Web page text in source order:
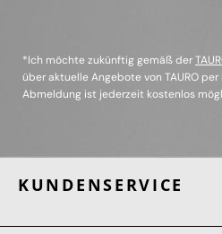
*Ich möchte zukünftig gemäß der
über aktuelle Angebote von TAURO
Abmeldung ist jederzeit kostenlos
KUNDENSERVICE